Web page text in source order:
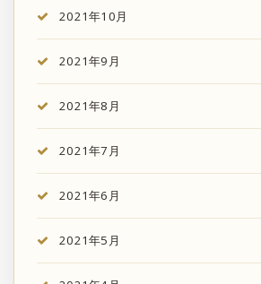
2021年10月
2021年9月
2021年8月
2021年7月
2021年6月
2021年5月